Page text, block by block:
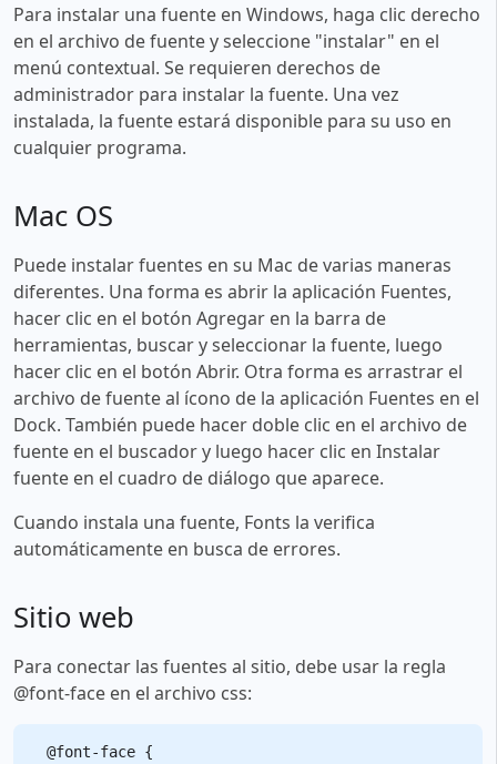
Para instalar una fuente en Windows, haga clic derecho
en el archivo de fuente y seleccione "instalar" en el
menú contextual. Se requieren derechos de
administrador para instalar la fuente. Una vez
instalada, la fuente estará disponible para su uso en
cualquier programa.
Mac OS
Puede instalar fuentes en su Mac de varias maneras
diferentes. Una forma es abrir la aplicación Fuentes,
hacer clic en el botón Agregar en la barra de
herramientas, buscar y seleccionar la fuente, luego
hacer clic en el botón Abrir. Otra forma es arrastrar el
archivo de fuente al ícono de la aplicación Fuentes en el
Dock. También puede hacer doble clic en el archivo de
fuente en el buscador y luego hacer clic en Instalar
fuente en el cuadro de diálogo que aparece.
Cuando instala una fuente, Fonts la verifica
automáticamente en busca de errores.
Sitio web
Para conectar las fuentes al sitio, debe usar la regla
@font-face en el archivo css:
@font-face {